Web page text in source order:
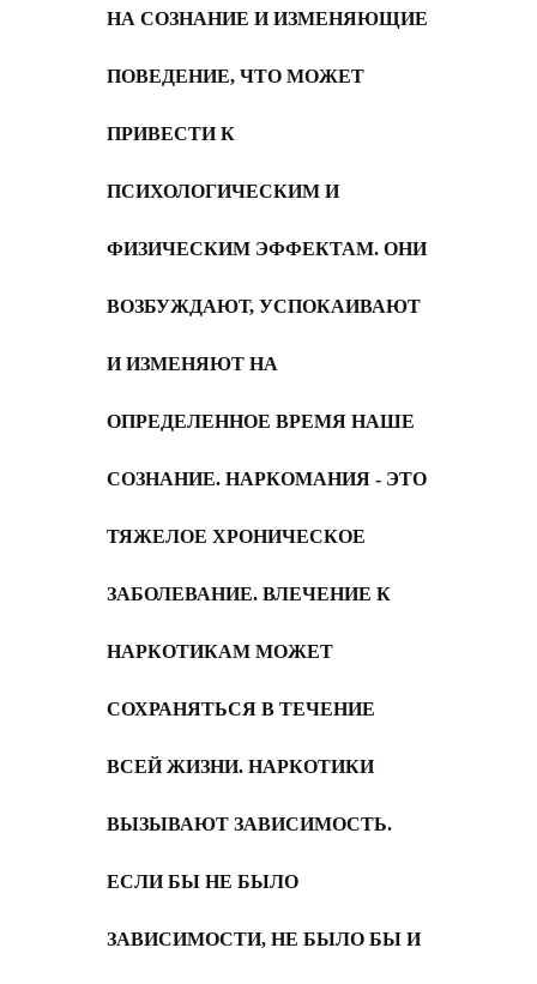
НА СОЗНАНИЕ И ИЗМЕНЯЮЩИЕ
ПОВЕДЕНИЕ, ЧТО МОЖЕТ
ПРИВЕСТИ К
ПСИХОЛОГИЧЕСКИМ И
ФИЗИЧЕСКИМ ЭФФЕКТАМ. ОНИ
ВОЗБУЖДАЮТ, УСПОКАИВАЮТ
И ИЗМЕНЯЮТ НА
ОПРЕДЕЛЕННОЕ ВРЕМЯ НАШЕ
СОЗНАНИЕ. НАРКОМАНИЯ - ЭТО
ТЯЖЕЛОЕ ХРОНИЧЕСКОЕ
ЗАБОЛЕВАНИЕ. ВЛЕЧЕНИЕ К
НАРКОТИКАМ МОЖЕТ
СОХРАНЯТЬСЯ В ТЕЧЕНИЕ
ВСЕЙ ЖИЗНИ. НАРКОТИКИ
ВЫЗЫВАЮТ ЗАВИСИМОСТЬ.
ЕСЛИ БЫ НЕ БЫЛО
ЗАВИСИМОСТИ, НЕ БЫЛО БЫ И